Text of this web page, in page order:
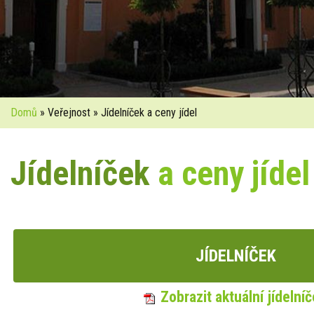
Domů » Veřejnost » Jídelníček a ceny jídel
Jídelníček a ceny jídel
JÍDELNÍČEK
Zobrazit aktuální